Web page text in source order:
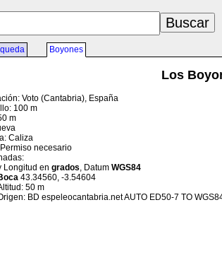
Boyones
Los
Voto (Cantabria), España
100 m
m
Caliza
necesario
Longitud en grados, Datum WGS84
43.34560, -3.54604
50 m
BD espeleocantabria.net AUTO ED50-7 TO